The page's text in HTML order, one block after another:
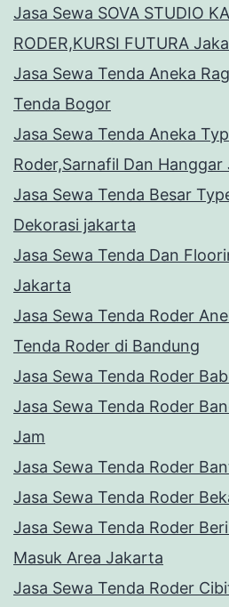
Jasa Sewa SOVA STUDIO
RODER,KURSI FUTURA
Jasa Sewa Tenda Aneka
Tenda Bogor
Jasa Sewa Tenda Aneka
Roder,Sarnafil Dan
Jasa Sewa Tenda Besar
Dekorasi jakarta
Jasa Sewa Tenda Dan
Jakarta
Jasa Sewa Tenda Roder
Tenda Roder di Bandung
Jasa Sewa Tenda Roder
Jasa Sewa Tenda Roder
Jam
Jasa Sewa Tenda Roder
Jasa Sewa Tenda Roder
Jasa Sewa Tenda Roder
Masuk Area Jakarta
Jasa Sewa Tenda Roder